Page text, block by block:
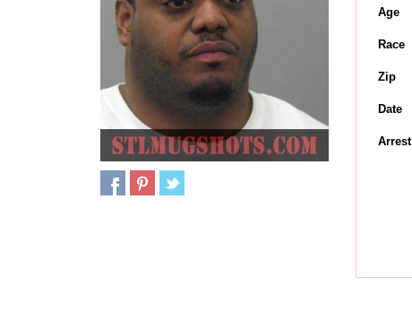
Age
Race
Zip
Date
Arrest